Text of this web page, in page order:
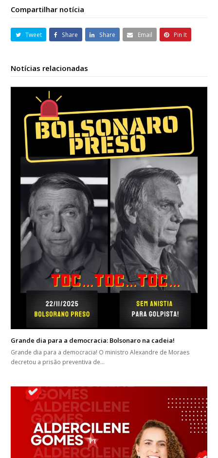
Compartilhar notícia
Tweet Share Share Email Pin It
Notícias relacionadas
Grande dia para a democracia: Bolsonaro na cadeia!
Grande dia para a democracia! O ministro Alexandre de Moraes
decretou a prisão preventiva de…